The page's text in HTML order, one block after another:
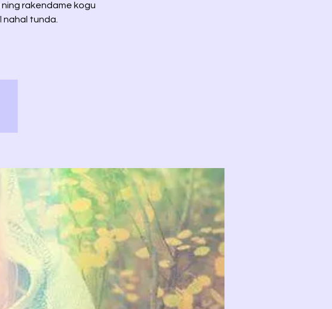
rakendame kogu
tunda.